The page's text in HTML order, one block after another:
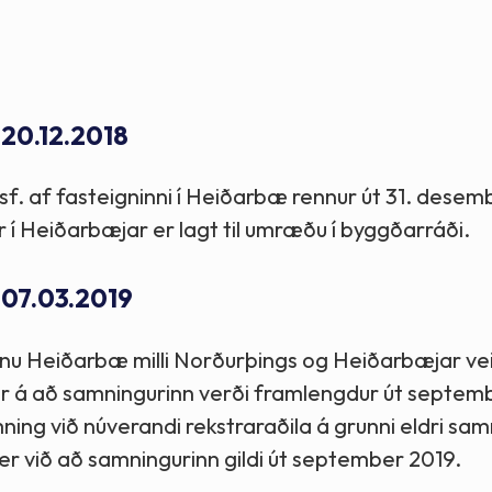
af fasteigninni í Heiðarbæ rennur út 31.
í Heiðarbæjar er lagt til umræðu í byggðarráði.
Heiðarbæ milli Norðurþings og Heiðarbæjar
að samningurinn verði framlengdur út
við núverandi rekstraraðila á grunni eldri
að samningurinn gildi út september 2019.